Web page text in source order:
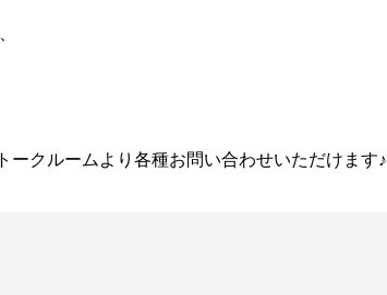
クルームより各種お問い合わせいただけます♪